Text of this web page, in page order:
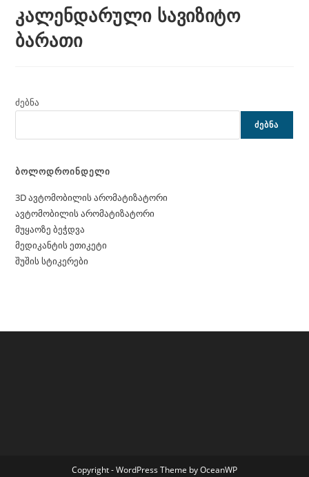
კალენდარული სავიზიტო
ბარათი
ძებნა
ᲫᲔᲑᲜᲐ
ბოლოდროინდელი
3D ავტომობილის არომატიზატორი
ავტომობილის არომატიზატორი
მუყაოზე ბეჭდვა
მედიკანტის ეთიკეტი
შუშის სტიკერები
Copyright - WordPress Theme by OceanWP